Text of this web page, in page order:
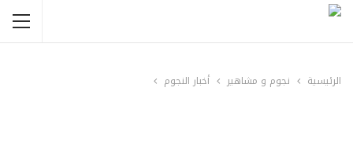
الرئيسية نجوم و مشاهير أخبار النجوم